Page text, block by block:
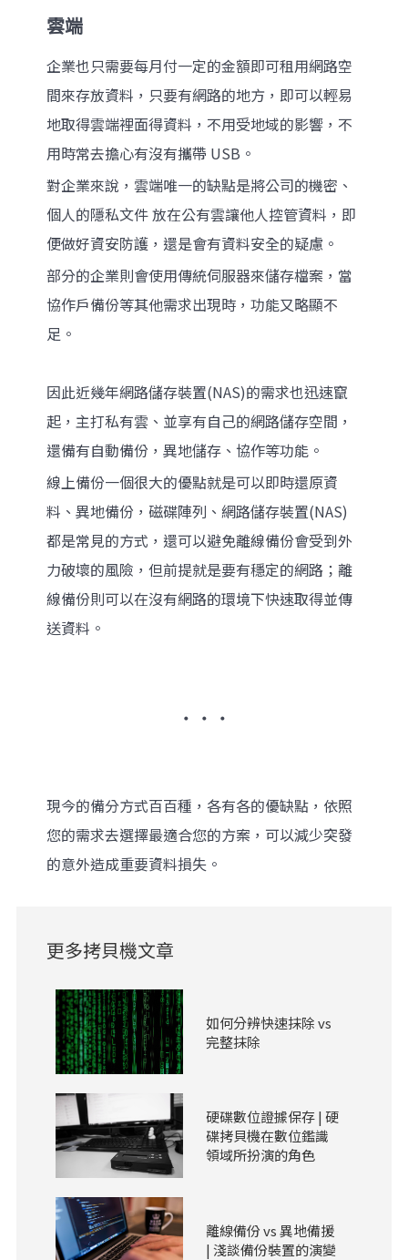
雲端
企業也只需要每月付一定的金額即可租用網路空
間來存放資料，只要有網路的地方，即可以輕易
地取得雲端裡面得資料，不用受地域的影響，不
用時常去擔心有沒有攜帶 USB。
對企業來說，雲端唯一的缺點是將公司的機密、
個人的隱私文件 放在公有雲讓他人控管資料，即
便做好資安防護，還是會有資料安全的疑慮。
部分的企業則會使用傳統伺服器來儲存檔案，當
協作戶備份等其他需求出現時，功能又略顯不
足。
因此近幾年網路儲存裝置(NAS)的需求也迅速竄
起，主打私有雲、並享有自己的網路儲存空間，
還備有自動備份，異地儲存、協作等功能。
線上備份一個很大的優點就是可以即時還原資
料、異地備份，磁碟陣列、網路儲存裝置(NAS)
都是常見的方式，還可以避免離線備份會受到外
力破壞的風險，但前提就是要有穩定的網路；離
線備份則可以在沒有網路的環境下快速取得並傳
送資料。
‧ ‧ ‧
現今的備分方式百百種，各有各的優缺點，依照
您的需求去選擇最適合您的方案，可以減少突發
的意外造成重要資料損失。
更多拷貝機文章
如何分辨快速抹除 vs
完整抹除
硬碟數位證據保存 | 硬
碟拷貝機在數位鑑識
領域所扮演的角色
離線備份 vs 異地備援
| 淺談備份裝置的演變